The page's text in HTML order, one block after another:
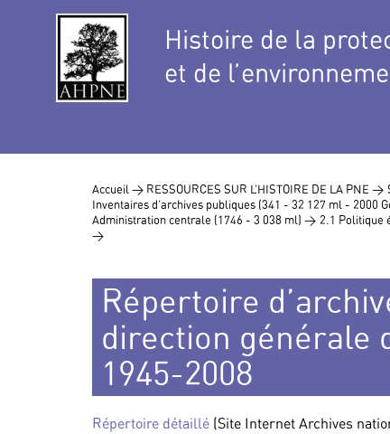
Histoire de la
et de
Accueil > RESSOURCES SUR L’HISTOIRE DE LA PNE >
Inventaires d’archives publiques (341 - 32 127 ml - 2000
Administration centrale (1746 - 3 038 ml) > 2.1 Politique
>
Répertoire
direction générale
1945-2008
Répertoire détaillé (Site Internet Archives